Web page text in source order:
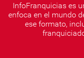
InfoFranquicias es
enfoca en el mundo
ese formato,